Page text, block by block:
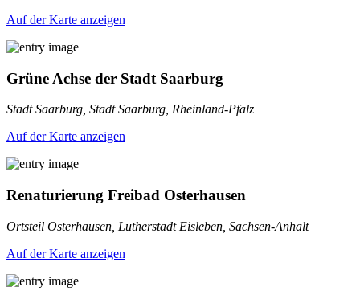
Auf der Karte anzeigen
Grüne Achse der Stadt Saarburg
Stadt Saarburg, Stadt Saarburg, Rheinland-Pfalz
Auf der Karte anzeigen
Renaturierung Freibad Osterhausen
Ortsteil Osterhausen, Lutherstadt Eisleben, Sachsen-Anhalt
Auf der Karte anzeigen